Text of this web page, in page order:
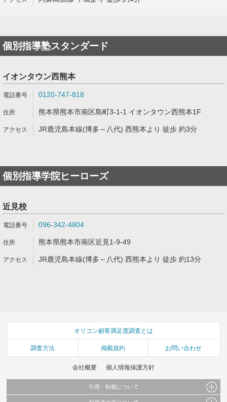
個別指導塾スタンダード
イオンタウン西熊本
0120-747-818
熊本県熊本市南区島町3-1-1 イオンタウン西熊本1F
JR鹿児島本線(博多～八代) 西熊本より 徒歩 約3分
個別指導学院ヒーローズ
近見校
096-342-4804
熊本県熊本市南区近見1-9-49
JR鹿児島本線(博多～八代) 西熊本より 徒歩 約13分
オリコン顧客満足度調査とは
調査方法 掲載規約 お問い合わせ
会社概要 個人情報保護方針
引用・転載について